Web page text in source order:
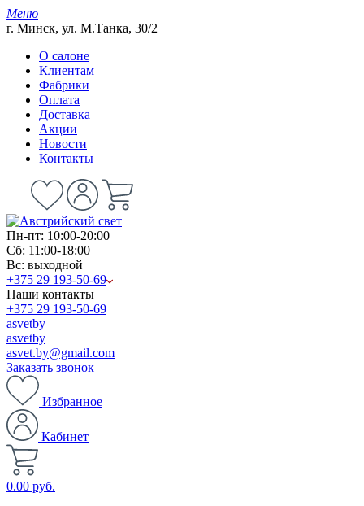
Меню
г. Минск, ул. М.Танка, 30/2
О салоне
Клиентам
Фабрики
Оплата
Доставка
Акции
Новости
Контакты
Пн-пт: 10:00-20:00
Сб: 11:00-18:00
Вс: выходной
+375 29 193-50-69
Наши контакты
+375 29 193-50-69
asvetby
asvetby
asvet.by@gmail.com
Заказать звонок
Избранное
Кабинет
0.00 руб.